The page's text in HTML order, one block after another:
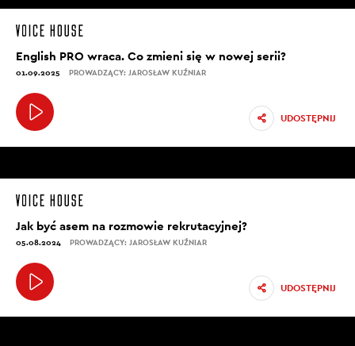
English PRO wraca. Co zmieni się w nowej serii?
01.09.2025 PROWADZĄCY: JAROSŁAW KUŹNIAR
UDOSTĘPNIJ
Jak być asem na rozmowie rekrutacyjnej?
05.08.2024 PROWADZĄCY: JAROSŁAW KUŹNIAR
UDOSTĘPNIJ